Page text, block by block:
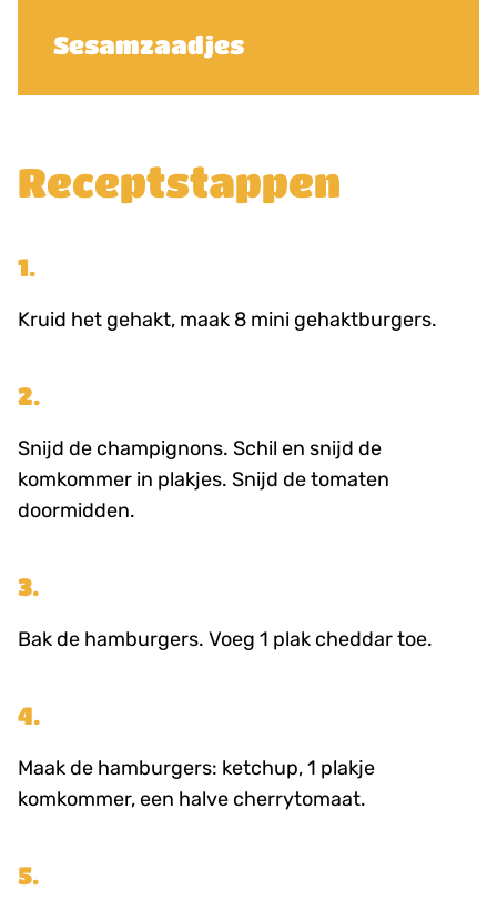
Receptstappen
1.
Kruid het gehakt, maak 8 mini gehaktburgers.
2.
Snijd de champignons. Schil en snijd de
komkommer in plakjes. Snijd de tomaten
doormidden.
3.
Bak de hamburgers. Voeg 1 plak cheddar toe.
4.
Maak de hamburgers: ketchup, 1 plakje
komkommer, een halve cherrytomaat.
5.
Sesamzaadjes